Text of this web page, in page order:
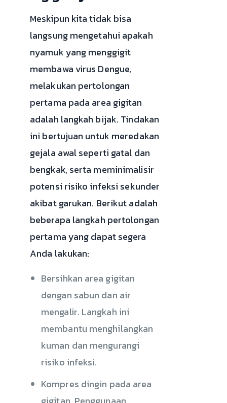
Meskipun kita tidak bisa
langsung mengetahui apakah
nyamuk yang menggigit
membawa virus Dengue,
melakukan pertolongan
pertama pada area gigitan
adalah langkah bijak. Tindakan
ini bertujuan untuk meredakan
gejala awal seperti gatal dan
bengkak, serta meminimalisir
potensi risiko infeksi sekunder
akibat garukan. Berikut adalah
beberapa langkah pertolongan
pertama yang dapat segera
Anda lakukan:
Bersihkan area gigitan
dengan sabun dan air
mengalir. Langkah ini
membantu menghilangkan
kuman dan mengurangi
risiko infeksi.
Kompres dingin pada area